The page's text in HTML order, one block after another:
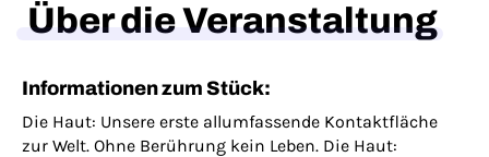
Über die Veranstaltung
Informationen zum Stück:
Die Haut: Unsere erste allumfassende Kontaktfläche
zur Welt. Ohne Berührung kein Leben. Die Haut: